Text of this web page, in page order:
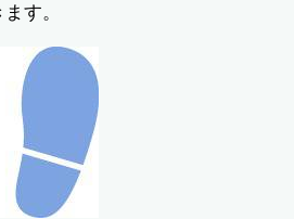
す。